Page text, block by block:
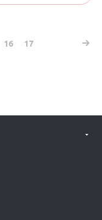
16 17